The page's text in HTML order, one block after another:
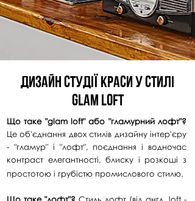
ДИЗАЙН СТУДІЇ КРАСИ У СТИЛІ
GLAM LOFT
Що таке "glam loft" або "гламурний лофт"?
Це об'єднання двох стилів дизайну інтер'єру
- "гламур" і "лофт", поєднання і водночас
контраст елегантності, блиску і розкоші з
простотою і грубістю промислового стилю.​